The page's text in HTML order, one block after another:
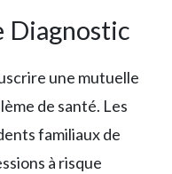
Diagnostic
une mutuelle
de santé. Les
familiaux de
à risque